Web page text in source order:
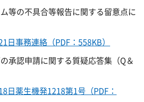
等の不具合等報告に関する留意点に
日事務連絡（PDF：558KB）
承認申請に関する質疑応答集（Q＆
日薬生機発1218第1号（PDF：